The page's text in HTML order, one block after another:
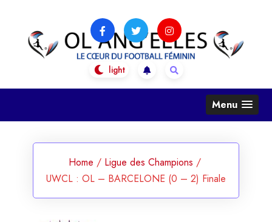
content
OL Ang'Elles
Le coeur du football féminin
Menu
Home / Ligue des Champions /
UWCL : OL – BARCELONE (0 – 2) Finale